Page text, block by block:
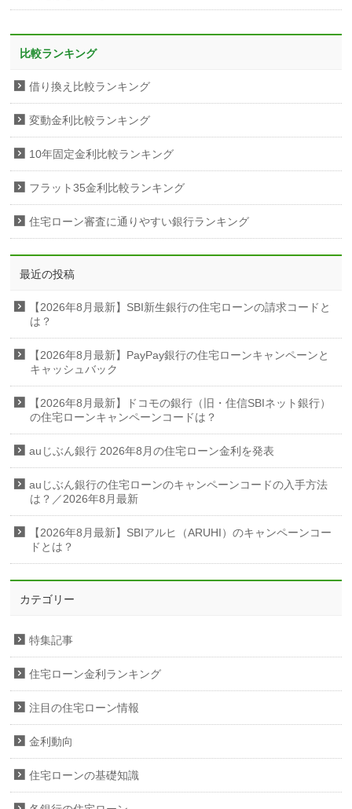
比較ランキング
借り換え比較ランキング
変動金利比較ランキング
10年固定金利比較ランキング
フラット35金利比較ランキング
住宅ローン審査に通りやすい銀行ランキング
最近の投稿
【2026年8月最新】SBI新生銀行の住宅ローンの請求コードと
は？
【2026年8月最新】PayPay銀行の住宅ローンキャンペーンと
キャッシュバック
【2026年8月最新】ドコモの銀行（旧・住信SBIネット銀行）
の住宅ローンキャンペーンコードは？
auじぶん銀行 2026年8月の住宅ローン金利を発表
auじぶん銀行の住宅ローンのキャンペーンコードの入手方法
は？／2026年8月最新
【2026年8月最新】SBIアルヒ（ARUHI）のキャンペーンコー
ドとは？
カテゴリー
特集記事
住宅ローン金利ランキング
注目の住宅ローン情報
金利動向
住宅ローンの基礎知識